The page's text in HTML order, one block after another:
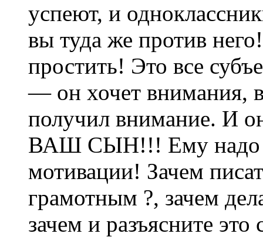
успеют, и
вы туда же против
простить! Это все
— он хочет внимания,
получил внимание.
ВАШ СЫН!!! Ему надо
мотивации! Зачем
грамотным ?, зачем
зачем и разъясните